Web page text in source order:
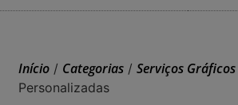
Início / Categorias / Serviços Gráficos
Personalizadas